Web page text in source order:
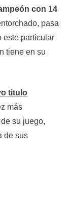
con 14
pasa
este particular
tiene en su
titulo
más
su juego,
de sus